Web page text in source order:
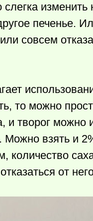
печенье.
совсем
то можно
и творог
взять и
количество
от